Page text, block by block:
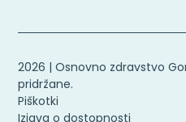
2026 | Osnovno zdravstvo
pridržane.
Piškotki
Izjava o dostopnosti